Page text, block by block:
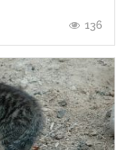
136